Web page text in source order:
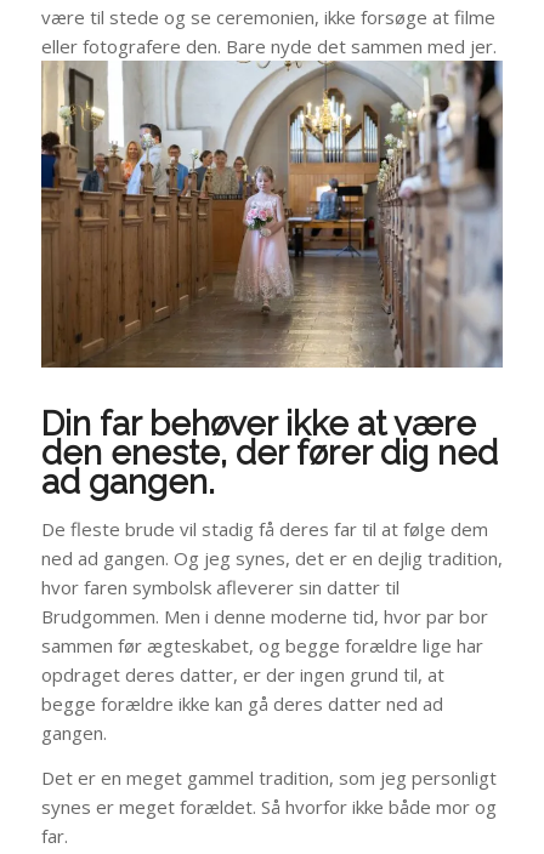
være til stede og se ceremonien, ikke forsøge at filme
eller fotografere den. Bare nyde det sammen med jer.
Din far behøver ikke at være
den eneste, der fører dig ned
ad gangen.
De fleste brude vil stadig få deres far til at følge dem
ned ad gangen. Og jeg synes, det er en dejlig tradition,
hvor faren symbolsk afleverer sin datter til
Brudgommen. Men i denne moderne tid, hvor par bor
sammen før ægteskabet, og begge forældre lige har
opdraget deres datter, er der ingen grund til, at
begge forældre ikke kan gå deres datter ned ad
gangen.
Det er en meget gammel tradition, som jeg personligt
synes er meget forældet. Så hvorfor ikke både mor og
far.